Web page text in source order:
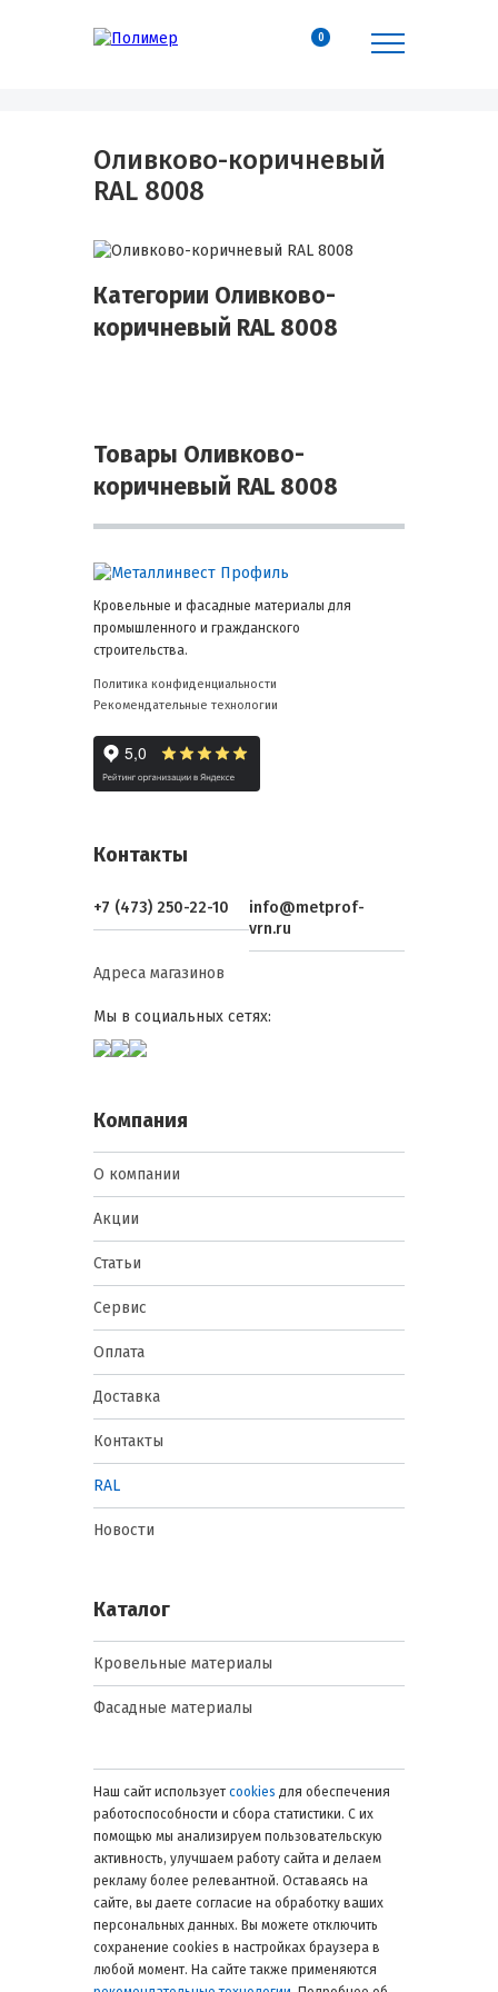
0
Оливково-коричневый
RAL 8008
Категории Оливково-
коричневый RAL 8008
Товары Оливково-
коричневый RAL 8008
Кровельные и фасадные материалы для
промышленного и гражданского
строительства.
Политика конфиденциальности
Рекомендательные технологии
Контакты
+7 (473) 250-22-10
info@metprof-
vrn.ru
Адреса магазинов
Мы в социальных сетях:
Компания
О компании
Акции
Статьи
Сервис
Оплата
Доставка
Контакты
RAL
Новости
Каталог
Кровельные материалы
Фасадные материалы
Наш сайт использует cookies для обеспечения
работоспособности и сбора статистики. С их
помощью мы анализируем пользовательскую
активность, улучшаем работу сайта и делаем
рекламу более релевантной. Оставаясь на
сайте, вы даете согласие на обработку ваших
персональных данных. Вы можете отключить
сохранение cookies в настройках браузера в
любой момент. На сайте также применяются